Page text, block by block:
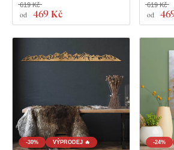
od 469 Kč
619 Kč
od
619 Kč
-30% VÝPRODEJ 🔥 -24%